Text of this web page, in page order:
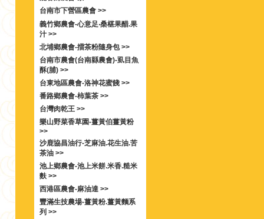
台南市下營區農會 >>
義竹鄉農會-心意足‧桑椹果醋.果
汁 >>
北埔鄉農會-擂茶粉隨身包 >>
台南市農會(台南縣農會)-虱目魚
酥(脯) >>
台東地區農會-洛神花蜜餞 >>
番路鄉農會-柿葉茶 >>
台灣肉乾王 >>
樂山野菜香草園-薑黃伯薑黃粉
>>
沙鹿協昌油行-芝麻油.花生油.苦
茶油 >>
池上鄉農會-池上米餅.米香.糙米
麩 >>
西港區農會-麻油達 >>
豐滿生技農場-薑黃粉.薑黃麵系
列 >>